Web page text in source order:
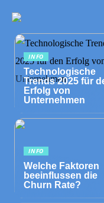
INFO
Technologische
Trends 2025 für
Erfolg von
Unternehmen
INFO
Welche Faktoren
beeinflussen die
Churn Rate?